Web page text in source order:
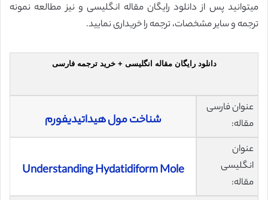
میتوانید پس از دانلود رایگان مقاله انگلیسی و نیز مطالعه نمونه
ترجمه و سایر مشخصات، ترجمه را خریداری نمایید.
دانلود رایگان مقاله انگلیسی + خرید ترجمه فارسی
عنوان فارسی
مقاله:
شناخت مول هیداتیدیفورم
عنوان
انگلیسی
مقاله:
Understanding Hydatidiform Mole